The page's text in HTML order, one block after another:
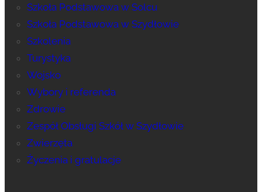
Szkoła Podstawowa w Solcu
Szkoła Podstawowa w Szydłowie
Szkolenia
Turystyka
Wojsko
Wybory i referenda
Zdrowie
Zespół Obsługi Szkół w Szydłowie
Zwierzęta
Życzenia i gratulacje